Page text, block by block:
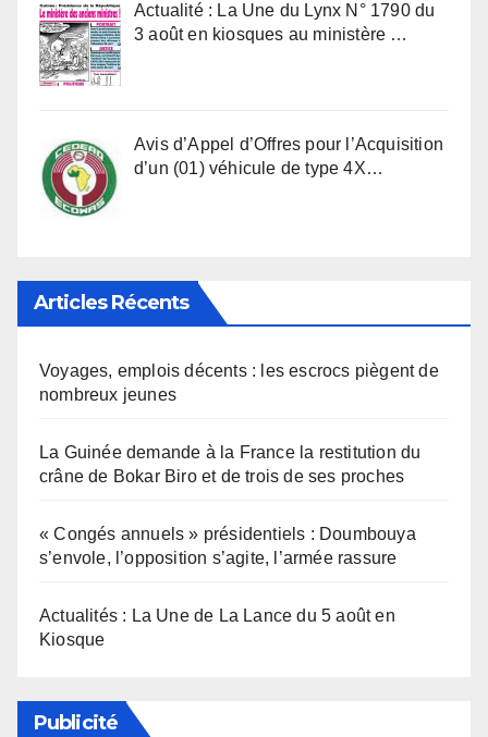
Actualité : La Une du Lynx N° 1790 du
3 août en kiosques au ministère …
Avis d’Appel d’Offres pour l’Acquisition
d’un (01) véhicule de type 4X…
Articles Récents
Voyages, emplois décents : les escrocs piègent de
nombreux jeunes
La Guinée demande à la France la restitution du
crâne de Bokar Biro et de trois de ses proches
« Congés annuels » présidentiels : Doumbouya
s’envole, l’opposition s’agite, l’armée rassure
Actualités : La Une de La Lance du 5 août en
Kiosque
Publicité